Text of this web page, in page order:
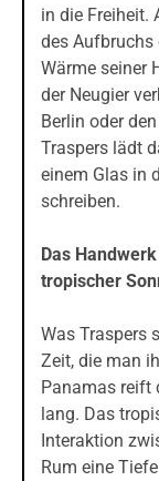
in die Freiheit.
des Aufbruchs
Wärme seiner
der Neugier
Berlin oder
Traspers lädt
einem Glas in
schreiben.
Das
tropischer
Was Traspers
Zeit, die man
Panamas reift
lang. Das
Interaktion
Rum eine